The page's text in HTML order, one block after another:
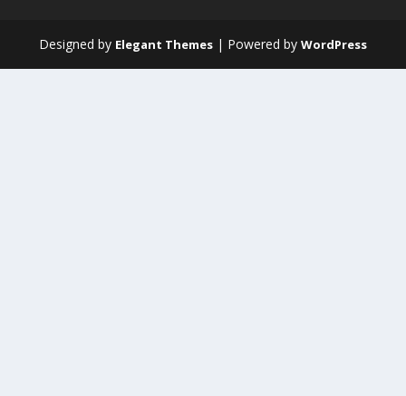
Designed by Elegant Themes | Powered by WordPress